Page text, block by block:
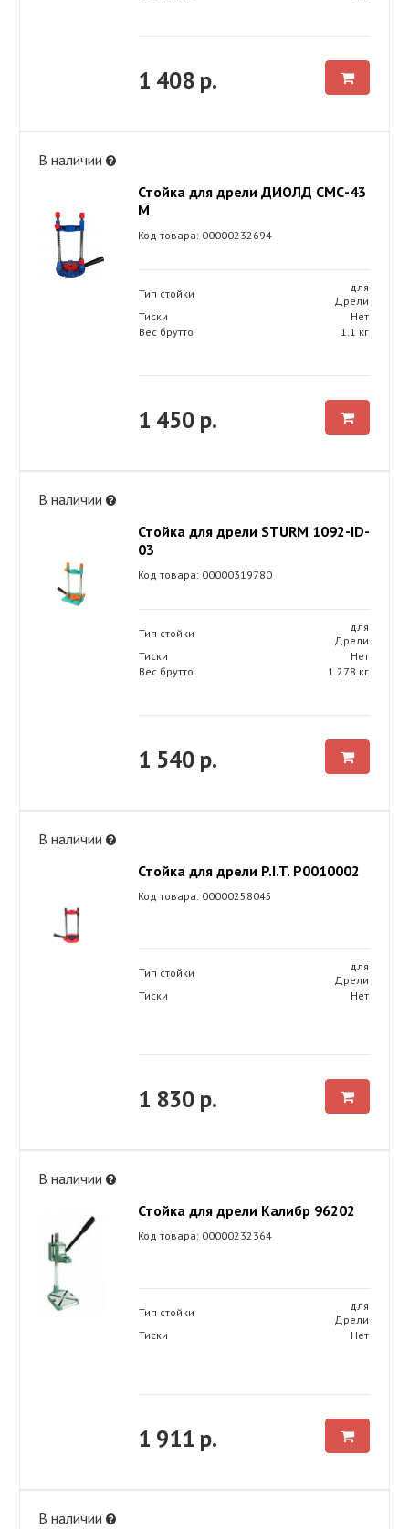
1 408 р.
В наличии
Стойка для дрели ДИОЛД СМС-43
М
Код товара: 00000232694
Тип стойки
для
Дрели
Тиски
Нет
Вес брутто
1.1 кг
1 450 р.
В наличии
Стойка для дрели STURM 1092-ID-
03
Код товара: 00000319780
Тип стойки
для
Дрели
Тиски
Нет
Вес брутто
1.278 кг
1 540 р.
В наличии
Стойка для дрели P.I.T. P0010002
Код товара: 00000258045
Тип стойки
для
Дрели
Тиски
Нет
1 830 р.
В наличии
Стойка для дрели Калибр 96202
Код товара: 00000232364
Тип стойки
для
Дрели
Тиски
Нет
1 911 р.
В наличии